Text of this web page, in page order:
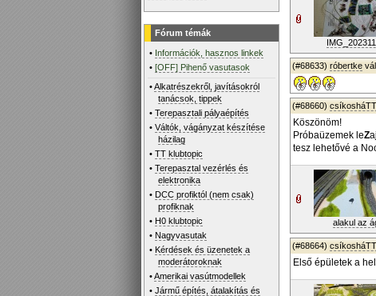
Fórum témák
• Információk, hasznos linkek
•[OFF] Pihenő vasutasok
•Alkatrészekről, javításokról
tanácsok, tippek
•Terepasztali pályaépítés
•Váltók, vágányzat készítése
házilag
•TT klubtopic
•Terepasztal vezérlés és
elektronika
• DCC profiktól (nem csak)
profiknak
• H0 klubtopic
• Nagyvasutak
• Kérdések és üzenetek a
moderátoroknak
•Amerikai vasútmodellek
•Jármű építés, átalakítás és
(#68633) róbertke
(#68660)
Köszönöm!
Próbaüzemek leZ
tesz lehetővé a
alakul az
(#68664)
Első épületek a